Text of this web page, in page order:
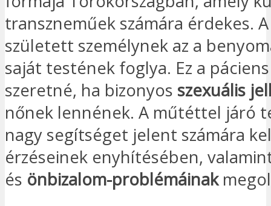
transzneműek számára érdekes. A
született személynek az a
saját testének foglya. Ez a
szeretné, ha bizonyos szexuális
nőnek lennének. A műtéttel járó
nagy segítséget jelent számára
érzéseinek enyhítésében,
és önbizalom-problémáinak